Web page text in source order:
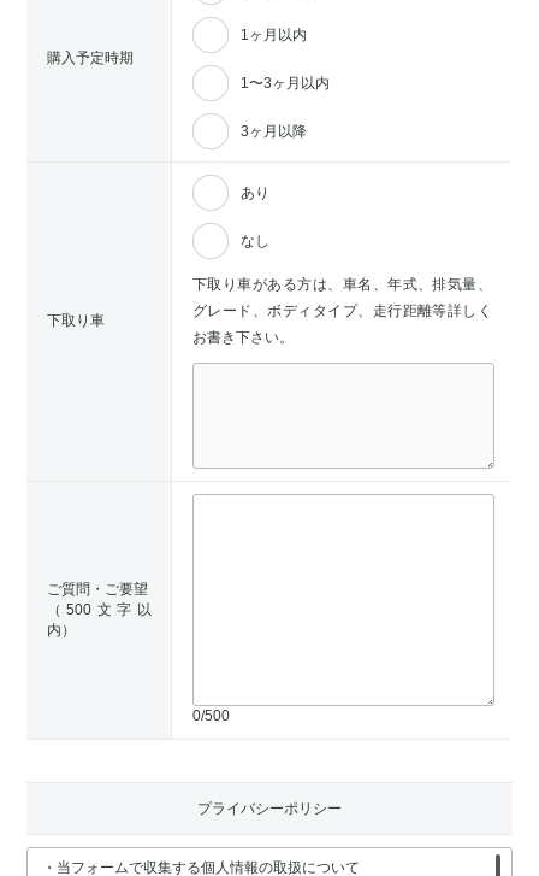
購入予定時期
1ヶ月以内
1〜3ヶ月以内
3ヶ月以降
下取り車
あり
なし
下取り車がある方は、車名、年式、排気量、
グレード、ボディタイプ、走行距離等詳しく
お書き下さい。
ご質問・ご要望
（500文字以
内）
0/500
プライバシーポリシー
・当フォームで収集する個人情報の取扱について